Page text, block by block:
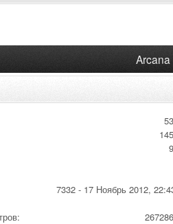
Arcana
7332 - 17 Ноябрь 2012,